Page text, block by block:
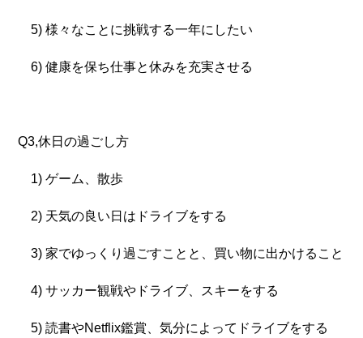
5) 様々なことに挑戦する一年にしたい
6) 健康を保ち仕事と休みを充実させる
Q3,休日の過ごし方
1) ゲーム、散歩
2) 天気の良い日はドライブをする
3) 家でゆっくり過ごすことと、買い物に出かけること
4) サッカー観戦やドライブ、スキーをする
5) 読書やNetflix鑑賞、気分によってドライブをする